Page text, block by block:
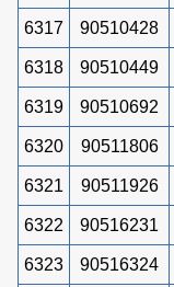
6317 90510428
6318 90510449
6319 90510692
6320 90511806
6321 90511926
6322 90516231
6323 90516324